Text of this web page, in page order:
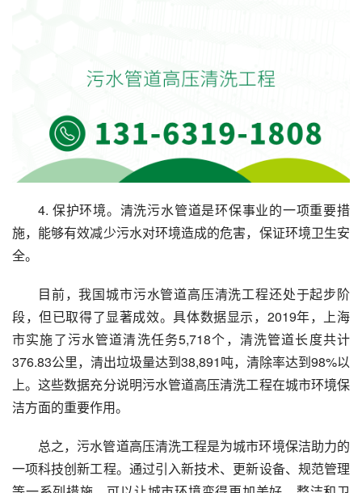
4. 保护环境。清洗污水管道是环保事业的一项重要措
施，能够有效减少污水对环境造成的危害，保证环境卫生安
全。
目前，我国城市污水管道高压清洗工程还处于起步阶
段，但已取得了显著成效。具体数据显示，2019年，上海
市实施了污水管道清洗任务5,718个，清洗管道长度共计
376.83公里，清出垃圾量达到38,891吨，清除率达到98%以
上。这些数据充分说明污水管道高压清洗工程在城市环境保
洁方面的重要作用。
总之，污水管道高压清洗工程是为城市环境保洁助力的
一项科技创新工程。通过引入新技术、更新设备、规范管理